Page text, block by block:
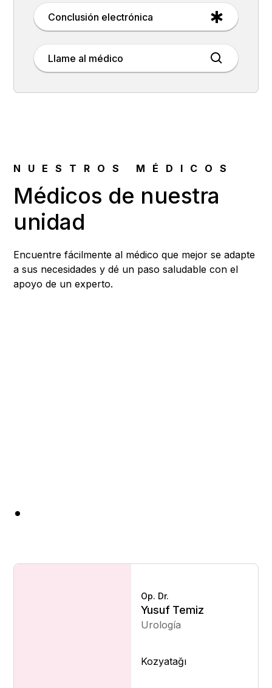
Conclusión electrónica
Llame al médico
NUESTROS MÉDICOS
Médicos de nuestra
unidad
Encuentre fácilmente al médico que mejor se adapte
a sus necesidades y dé un paso saludable con el
apoyo de un experto.
Op. Dr.
Yusuf Temiz
Urología
Kozyatağı